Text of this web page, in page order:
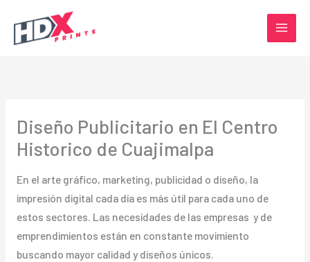
contenido
Diseño Publicitario en El Centro
Historico de Cuajimalpa
En el arte gráfico, marketing, publicidad o diseño, la
impresión digital cada día es más útil para cada uno de
estos sectores. Las necesidades de las empresas y de
emprendimientos están en constante movimiento
buscando mayor calidad y diseños únicos.